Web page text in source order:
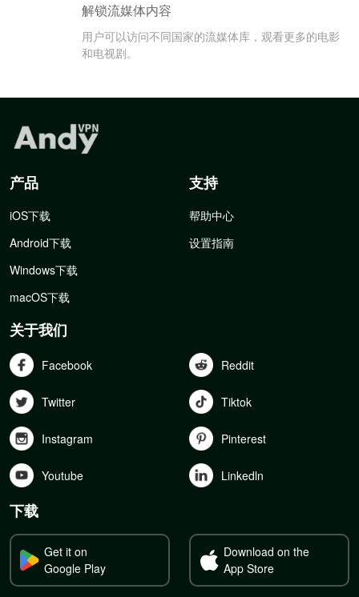
解锁流媒体内容
用户可以访问不同国家的流媒体库，观看更多的电影
和电视剧。
产品
iOS下载
Android下载
Windows下载
macOS下载
支持
帮助中心
设置指南
关于我们
Facebook Reddit
Twitter Tiktok
Instagram Pinterest
Youtube Linkedln
下载
Get it on
Google Play
Download on the
App Store